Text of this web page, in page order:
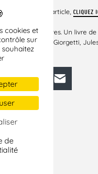
cookies et
sur
de
Pour lire cet article, CLIQUEZ
des pauvres. Un livre de
Cousin, Camila Giorgetti,
MastodonLinkedIn